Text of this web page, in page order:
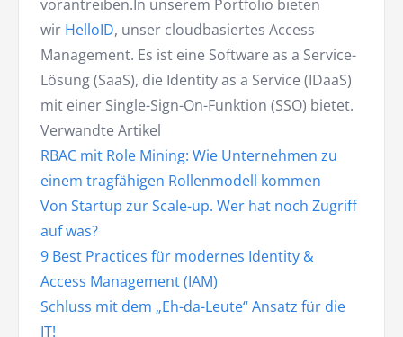
vorantreiben.In unserem Portfolio bieten
wir HelloID, unser cloudbasiertes Access
Management. Es ist eine Software as a Service-
Lösung (SaaS), die Identity as a Service (IDaaS)
mit einer Single-Sign-On-Funktion (SSO) bietet.
Verwandte Artikel
RBAC mit Role Mining: Wie Unternehmen zu
einem tragfähigen Rollenmodell kommen
Von Startup zur Scale-up. Wer hat noch Zugriff
auf was?
9 Best Practices für modernes Identity &
Access Management (IAM)
Schluss mit dem „Eh-da-Leute“ Ansatz für die
IT!